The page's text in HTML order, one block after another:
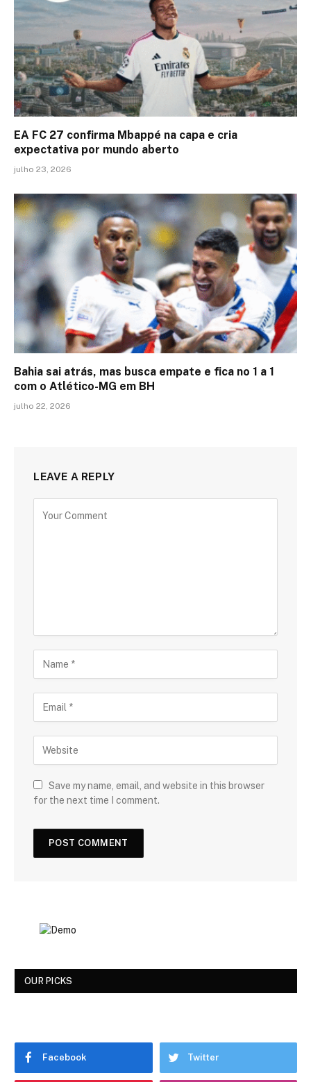
EA FC 27 confirma Mbappé na capa e cria
expectativa por mundo aberto
julho 23, 2026
Bahia sai atrás, mas busca empate e fica no 1 a 1
com o Atlético-MG em BH
julho 22, 2026
LEAVE A REPLY
Save my name, email, and website in this browser
for the next time I comment.
OUR PICKS
Facebook Twitter